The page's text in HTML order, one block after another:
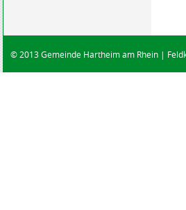
© 2013 Gemeinde Hartheim am Rhein |